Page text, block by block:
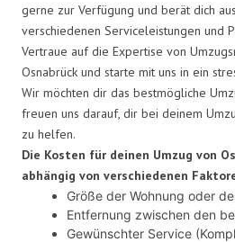
gerne zur Verfügung und berät dich
verschiedenen Serviceleistungen und
Vertraue auf die Expertise von
Osnabrück und starte mit uns in ein
Wir möchten dir das bestmögliche
freuen uns darauf, dir bei deinem
zu helfen.
Die Kosten für deinen Umzug von
abhängig von verschiedenen
Größe der Wohnung oder
Entfernung zwischen den
Gewünschter Service